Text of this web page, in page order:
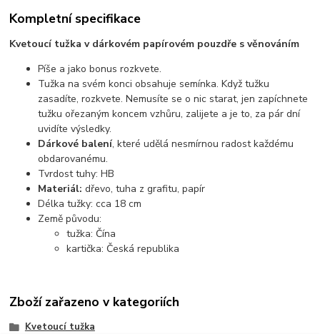
Kompletní specifikace
Kvetoucí tužka v dárkovém papírovém pouzdře s věnováním
Píše a jako bonus rozkvete.
Tužka na svém konci obsahuje semínka. Když tužku
zasadíte, rozkvete. Nemusíte se o nic starat, jen zapíchnete
tužku ořezaným koncem vzhůru, zalijete a je to, za pár dní
uvidíte výsledky.
Dárkové balení, které udělá nesmírnou radost každému
obdarovanému.
Tvrdost tuhy: HB
Materiál: dřevo, tuha z grafitu, papír
Délka tužky: cca 18 cm
Země původu:
tužka: Čína
kartička: Česká republika
Zboží zařazeno v kategoriích
Kvetoucí tužka